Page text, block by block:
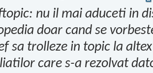
nu il mai aduceti in
doar cand se
sa trolleze in topic la
care s-a rezolvat